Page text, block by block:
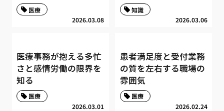
2026.03.08
医療
2026.03.06
知識
医療事務が抱える多忙
さと感情労働の限界を
知る
2026.03.01
医療
患者満足度と受付業務
の質を左右する職場の
雰囲気
2026.02.24
医療